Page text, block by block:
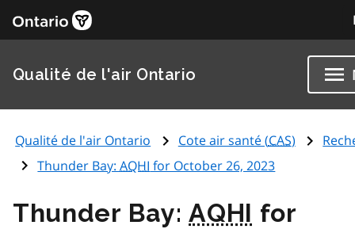
Qualité de l'air Ontario
Qualité de l'air Ontario Cote air santé (CAS)
Thunder Bay:AQHI for October 26, 2023
Thunder Bay:AQHI for